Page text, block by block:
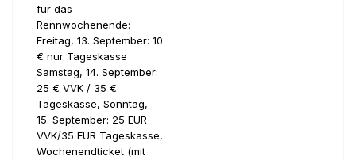
für das
Rennwochenende:
Freitag, 13. September: 10
€ nur Tageskasse
Samstag, 14. September:
25 € VVK / 35 €
Tageskasse, Sonntag,
15. September: 25 EUR
VVK/35 EUR Tageskasse,
Wochenendticket (mit